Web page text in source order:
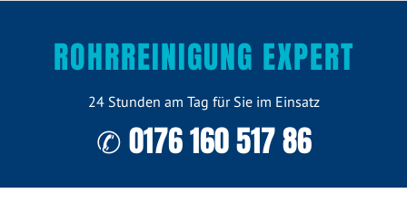
ROHRREINIGUNG EXPERT
24 Stunden am Tag für Sie im Einsatz
✆ 0176 160 517 86